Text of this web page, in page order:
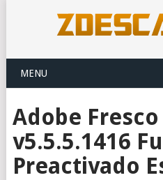
MENU
Adobe Fresco
v5.5.5.1416 Full
Preactivado